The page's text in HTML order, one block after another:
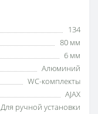
134
80 мм
6 мм
Алюминий
WC-комплекты
AJAX
Для ручной установки